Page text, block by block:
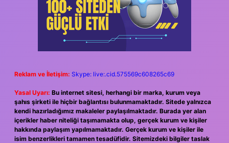
Reklam ve İletişim: Skype: live:.cid.575569c608265c69
Yasal Uyarı: Bu internet sitesi, herhangi bir marka, kurum veya
şahıs şirketi ile hiçbir bağlantısı bulunmamaktadır. Sitede yalnızca
kendi hazırladığımız makaleler paylaşılmaktadır. Burada yer alan
içerikler haber niteliği taşımamakta olup, gerçek kurum ve kişiler
hakkında paylaşım yapılmamaktadır. Gerçek kurum ve kişiler ile
isim benzerlikleri tamamen tesadüfidir. Sitemizdeki bilgiler taslak